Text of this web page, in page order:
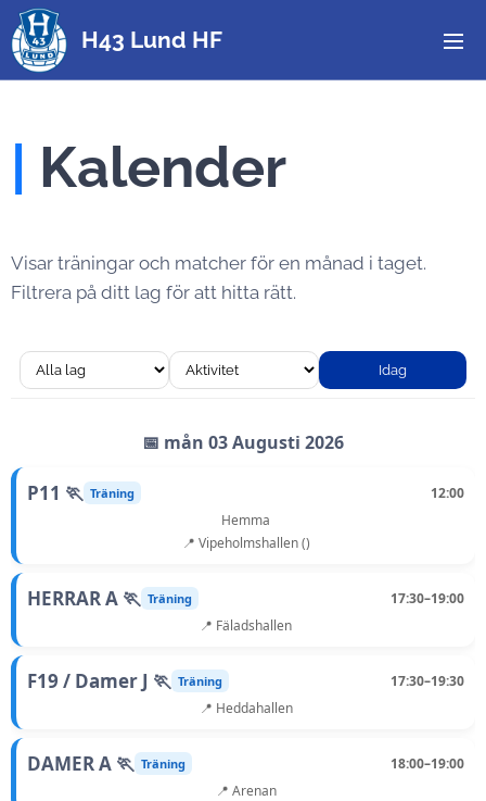
H43 Lund HF
Kalender
Visar träningar och matcher för en månad i taget.
Filtrera på ditt lag för att hitta rätt.
Idag
📅 mån 03 Augusti 2026
P11 🏃 Träning
12:00
Hemma
📍 Vipeholmshallen ()
HERRAR A 🏃 Träning
17:30–19:00
📍 Fäladshallen
F19 / Damer J 🏃 Träning
17:30–19:30
📍 Heddahallen
DAMER A 🏃 Träning
18:00–19:00
📍 Arenan